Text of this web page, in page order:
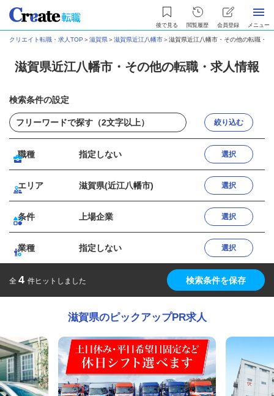
後で見る 閲覧履歴 会員登録 メニュー
クリエイト転職・求人TOP ＞滋賀県＞滋賀県近江八幡市＞滋賀県近江八幡市・その他の転職・求
滋賀県近江八幡市・その他の転職・求人情報
検索条件の設定
絞り込む
職種 指定しない 選択
エリア 滋賀県(近江八幡市) 選択
条件 上場企業 選択
業種 指定しない 選択
全 4 件ヒットしました 検索条件を保存
滋賀県のピックアップPR求人